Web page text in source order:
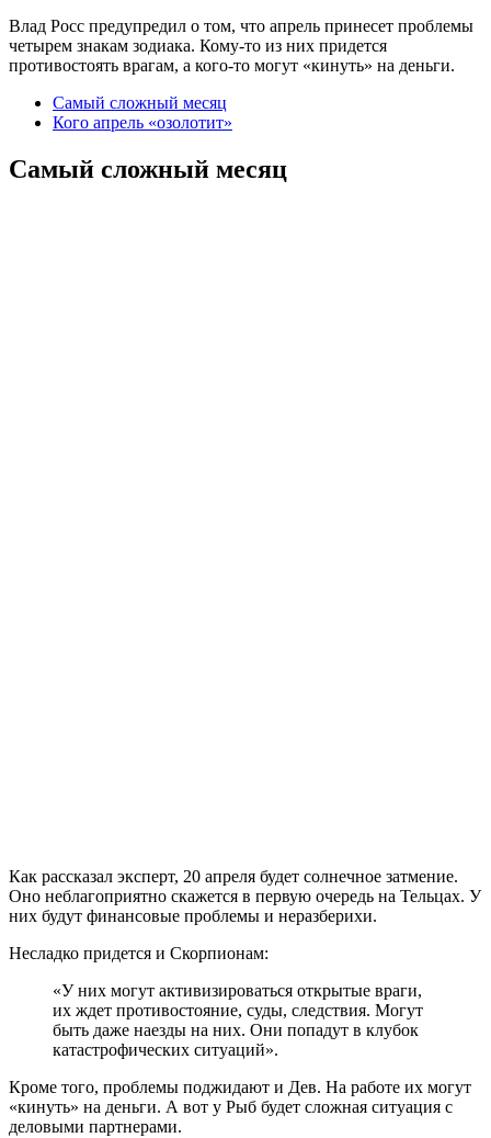
Влад Росс предупредил о том, что апрель принесет проблемы
четырем знакам зодиака. Кому-то из них придется
противостоять врагам, а кого-то могут «кинуть» на деньги.
Самый сложный месяц
Кого апрель «озолотит»
Самый сложный месяц
Как рассказал эксперт, 20 апреля будет солнечное затмение.
Оно неблагоприятно скажется в первую очередь на Тельцах. У
них будут финансовые проблемы и неразберихи.
Несладко придется и Скорпионам:
«У них могут активизироваться открытые враги,
их ждет противостояние, суды, следствия. Могут
быть даже наезды на них. Они попадут в клубок
катастрофических ситуаций».
Кроме того, проблемы поджидают и Дев. На работе их могут
«кинуть» на деньги. А вот у Рыб будет сложная ситуация с
деловыми партнерами.